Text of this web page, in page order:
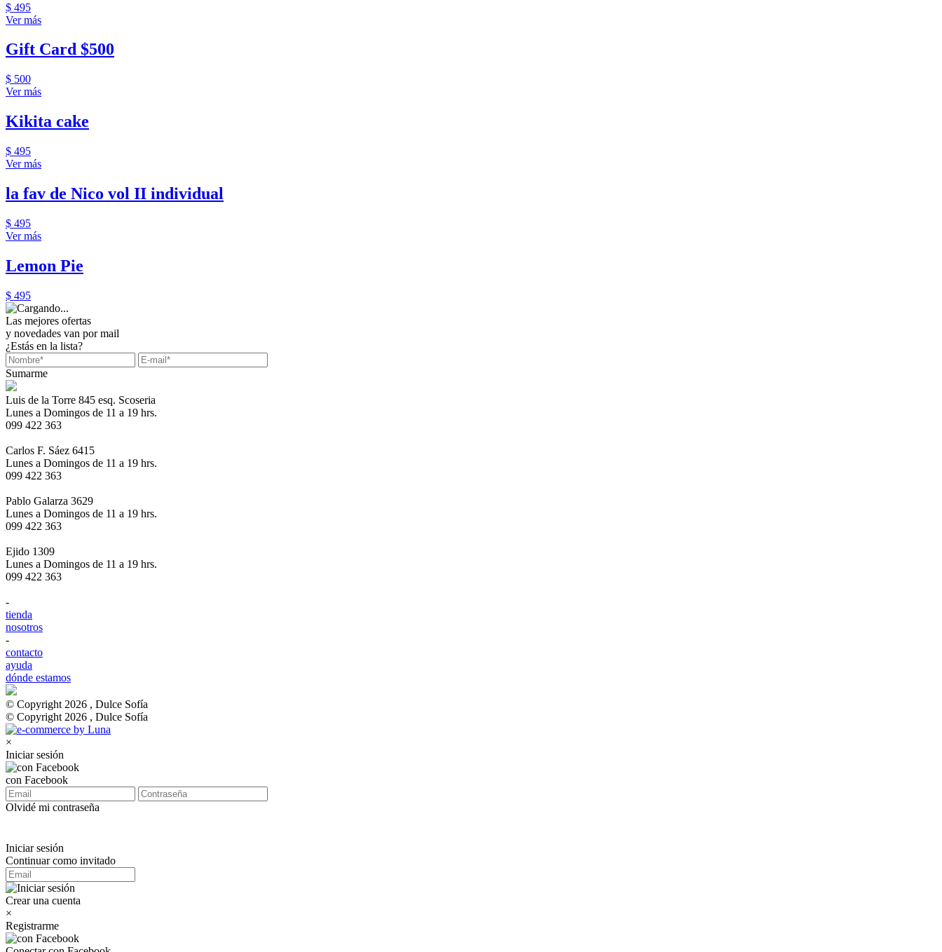
$ 495
Ver más
Gift Card $500
$ 500
Ver más
Kikita cake
$ 495
Ver más
la fav de Nico vol II individual
$ 495
Ver más
Lemon Pie
$ 495
Las mejores ofertas
y novedades van por mail
¿Estás en la lista?
Sumarme
Luis de la Torre 845 esq. Scoseria
Lunes a Domingos de 11 a 19 hrs.
099 422 363
Carlos F. Sáez 6415
Lunes a Domingos de 11 a 19 hrs.
099 422 363
Pablo Galarza 3629
Lunes a Domingos de 11 a 19 hrs.
099 422 363
Ejido 1309
Lunes a Domingos de 11 a 19 hrs.
099 422 363
-
tienda
nosotros
-
contacto
ayuda
dónde estamos
© Copyright 2026 , Dulce Sofía
© Copyright 2026 , Dulce Sofía
×
Iniciar sesión
con Facebook
Olvidé mi contraseña
Iniciar sesión
Continuar como invitado
Crear una cuenta
×
Registrarme